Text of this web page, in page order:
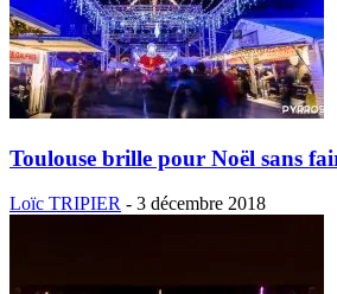
Toulouse brille pour Noël sans
Loïc TRIPIER - 3 décembre 2018